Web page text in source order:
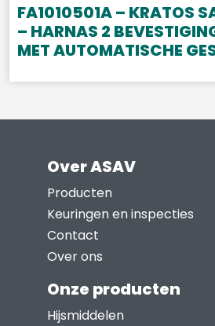
FA1010501A – KRATOS
– HARNAS 2
MET AUTOMATISCHE
Over ASAV
Producten
Keuringen en inspecties
Contact
Over ons
Onze producten
Hijsmiddelen